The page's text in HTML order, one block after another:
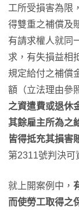
工所受損害為限
得雙重之補償及
有請求權人就同
求，有失損益相
規定給付之補償
額（立法理由參
之資遣費或退休
其餘雇主所為之
皆得抵充其損害
第2311號判決可
就上開案例中，
而使勞工取得之